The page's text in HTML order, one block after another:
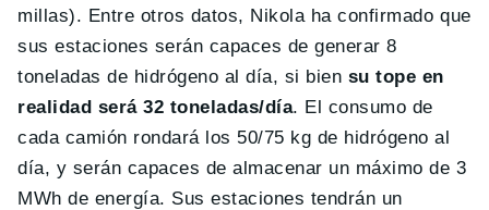
millas). Entre otros datos, Nikola ha confirmado que
sus estaciones serán capaces de generar 8
toneladas de hidrógeno al día, si bien su tope en
realidad será 32 toneladas/día. El consumo de
cada camión rondará los 50/75 kg de hidrógeno al
día, y serán capaces de almacenar un máximo de 3
MWh de energía. Sus estaciones tendrán un